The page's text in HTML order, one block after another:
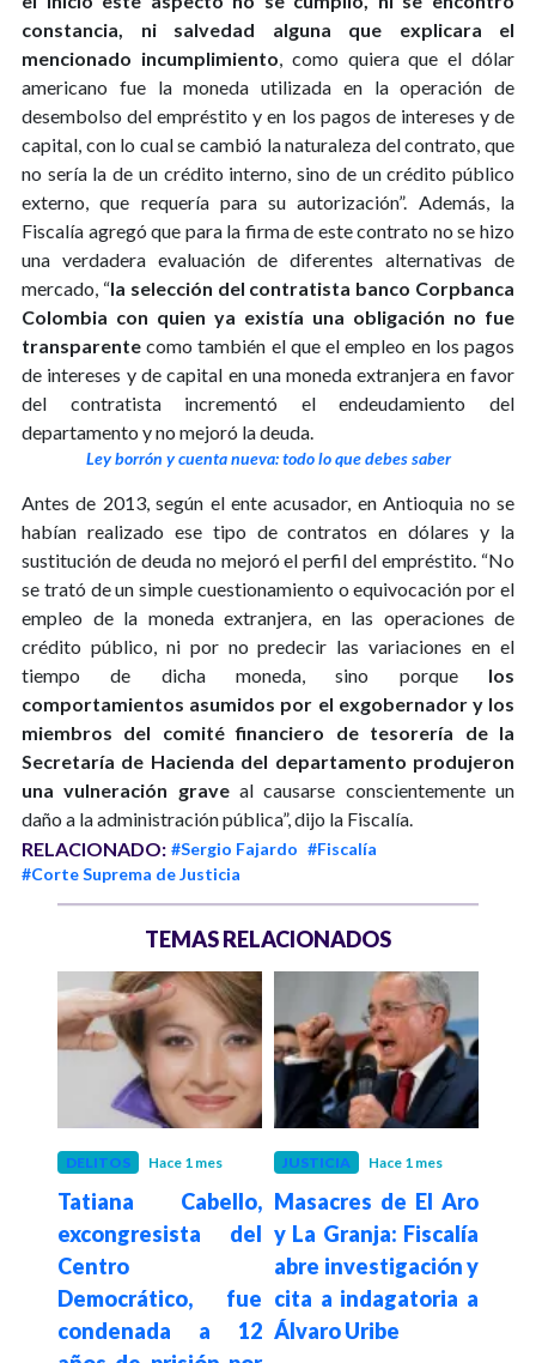
constancia, ni salvedad alguna que explicara el
mencionado incumplimiento, como quiera que el dólar
americano fue la moneda utilizada en la operación de
desembolso del empréstito y en los pagos de intereses y de
capital, con lo cual se cambió la naturaleza del contrato, que
no sería la de un crédito interno, sino de un crédito público
externo, que requería para su autorización”. Además, la
Fiscalía agregó que para la firma de este contrato no se hizo
una verdadera evaluación de diferentes alternativas de
mercado, “la selección del contratista banco Corpbanca
Colombia con quien ya existía una obligación no fue
transparente como también el que el empleo en los pagos
de intereses y de capital en una moneda extranjera en favor
del contratista incrementó el endeudamiento del
departamento y no mejoró la deuda.
Ley borrón y cuenta nueva: todo lo que debes saber
Antes de 2013, según el ente acusador, en Antioquia no se
habían realizado ese tipo de contratos en dólares y la
sustitución de deuda no mejoró el perfil del empréstito. “No
se trató de un simple cuestionamiento o equivocación por el
empleo de la moneda extranjera, en las operaciones de
crédito público, ni por no predecir las variaciones en el
tiempo de dicha moneda, sino porque los
comportamientos asumidos por el exgobernador y los
miembros del comité financiero de tesorería de la
Secretaría de Hacienda del departamento produjeron
una vulneración graveal causarse conscientemente un
daño a la administración pública”, dijo la Fiscalía.
RELACIONADO: #Sergio Fajardo #Fiscalía
#Corte Suprema de Justicia
TEMAS RELACIONADOS
DELITOS Hace 1 mes
Tatiana Cabello,
excongresista del
Centro
Democrático, fue
condenada a 12
JUSTICIA Hace 1 mes
Masacres de El Aro
y La Granja: Fiscalía
abre investigación y
cita a indagatoria a
Álvaro Uribe